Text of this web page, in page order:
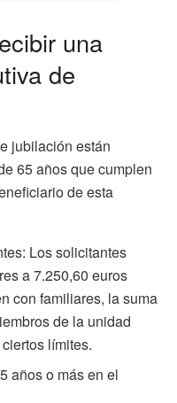
una
de
jubilación están
65 años que cumplen
de esta
Los solicitantes
a 7.250,60 euros
con familiares, la suma
de la unidad
límites.
años o más en el